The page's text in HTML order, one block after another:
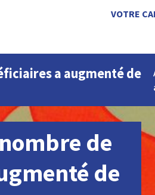
VOTRE
a augmenté de
de
de